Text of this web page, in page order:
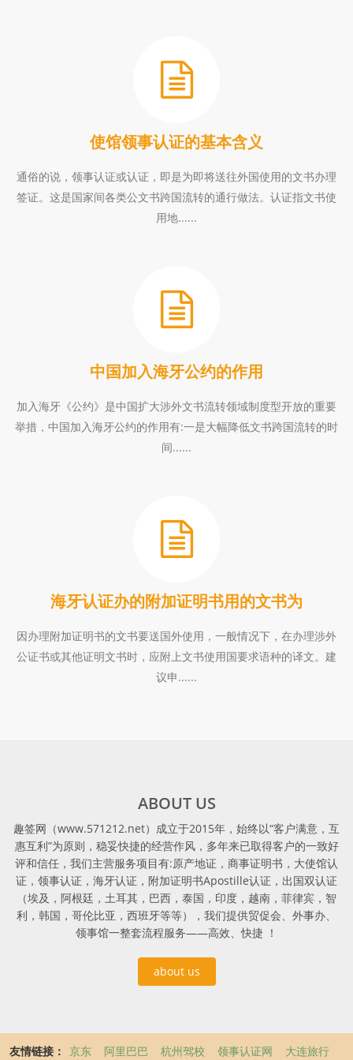
使馆领事认证的基本含义
通俗的说，领事认证或认证，即是为即将送往外国使用的文书办理
签证。这是国家间各类公文书跨国流转的通行做法。认证指文书使
用地......
中国加入海牙公约的作用
加入海牙《公约》是中国扩大涉外文书流转领域制度型开放的重要
举措，中国加入海牙公约的作用有:一是大幅降低文书跨国流转的时
间......
海牙认证办的附加证明书用的文书为
因办理附加证明书的文书要送国外使用，一般情况下，在办理涉外
公证书或其他证明文书时，应附上文书使用国要求语种的译文。建
议申......
ABOUT US
趣签网（www.571212.net）成立于2015年，始终以“客户满意，互
惠互利”为原则，稳妥快捷的经营作风，多年来已取得客户的一致好
评和信任，我们主营服务项目有:原产地证，商事证明书，大使馆认
证，领事认证，海牙认证，附加证明书Apostille认证，出国双认证
（埃及，阿根廷，土耳其，巴西，泰国，印度，越南，菲律宾，智
利，韩国，哥伦比亚，西班牙等等），我们提供贸促会、外事办、
领事馆一整套流程服务——高效、快捷 ！
about us
友情链接： 京东 阿里巴巴 杭州驾校 领事认证网 大连旅行